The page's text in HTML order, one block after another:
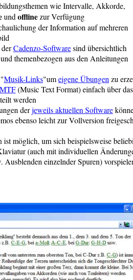
wie Intervalle, Akkorde,
und offlinezur Verfügung
der Information auf mehreren
Cadenzo-Softwaresind übersichtlich
themenbezogen aus den Anleitungen
Musik-Links"umeigene Übungen zu
MTF(Music Text Format) einfach über das
werden
derjeweils aktuellen Software
ebenso leicht zur Vollversion
ist möglich, um sich beispielsweise
(auch mit individuellen
einzelnder Spuren)